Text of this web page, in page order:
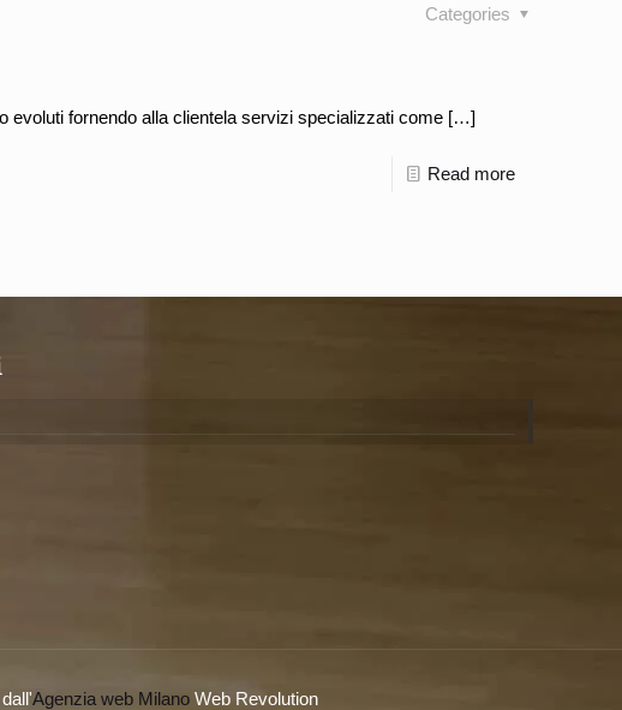
Categories
evoluti fornendo alla clientela servizi specializzati come […]
Read more
Agenzia web Milano Web Revolution